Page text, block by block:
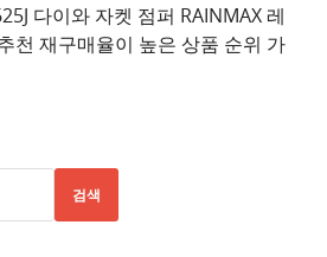
다이와 자켓 점퍼 RAINMAX 레
천 재구매율이 높은 상품 순위 가
검색